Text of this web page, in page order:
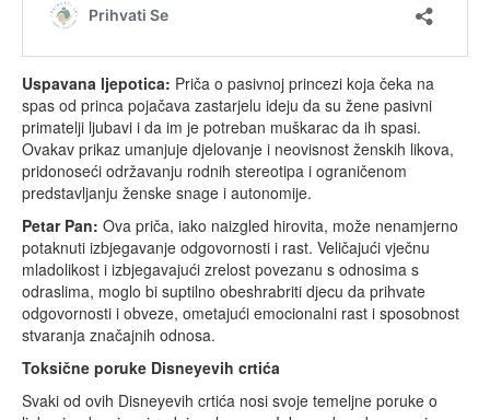
Uspavana ljepotica: Priča o pasivnoj princezi koja čeka na
spas od princa pojačava zastarjelu ideju da su žene pasivni
primatelji ljubavi i da im je potreban muškarac da ih spasi.
Ovakav prikaz umanjuje djelovanje i neovisnost ženskih likova,
pridonoseći održavanju rodnih stereotipa i ograničenom
predstavljanju ženske snage i autonomije.
Petar Pan: Ova priča, iako naizgled hirovita, može nenamjerno
potaknuti izbjegavanje odgovornosti i rast. Veličajući vječnu
mladolikost i izbjegavajući zrelost povezanu s odnosima s
odraslima, moglo bi suptilno obeshrabriti djecu da prihvate
odgovornosti i obveze, ometajući emocionalni rast i sposobnost
stvaranja značajnih odnosa.
Toksične poruke Disneyevih crtića
Svaki od ovih Disneyevih crtića nosi svoje temeljne poruke o